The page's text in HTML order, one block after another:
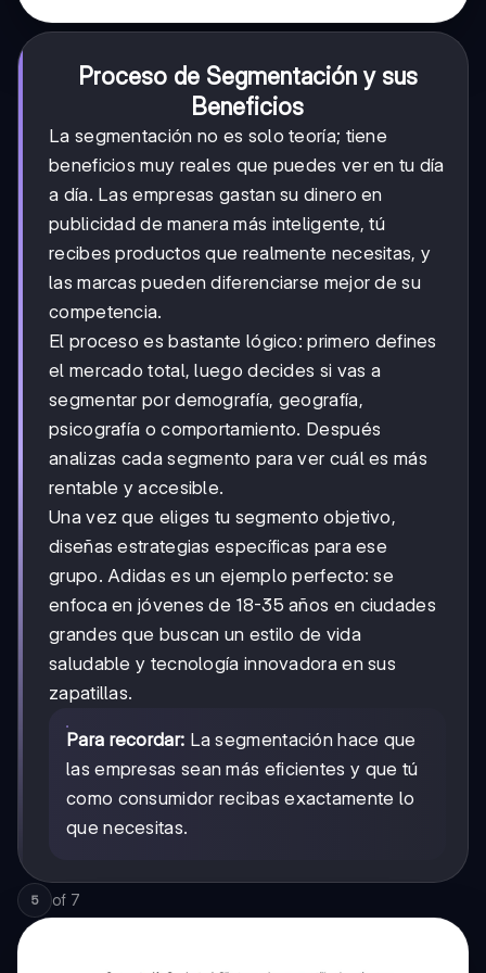
Proceso de Segmentación y sus
Beneficios
La segmentación no es solo teoría; tiene
beneficios muy reales que puedes ver en tu día
a día. Las empresas gastan su dinero en
publicidad de manera más inteligente, tú
recibes productos que realmente necesitas, y
las marcas pueden diferenciarse mejor de su
competencia.
El proceso es bastante lógico: primero defines
el mercado total, luego decides si vas a
segmentar por demografía, geografía,
psicografía o comportamiento. Después
analizas cada segmento para ver cuál es más
rentable y accesible.
Una vez que eliges tu segmento objetivo,
diseñas estrategias específicas para ese
grupo. Adidas es un ejemplo perfecto: se
enfoca en jóvenes de 18-35 años en ciudades
grandes que buscan un estilo de vida
saludable y tecnología innovadora en sus
zapatillas.
Para recordar: La segmentación hace que
las empresas sean más eficientes y que tú
como consumidor recibas exactamente lo
que necesitas.
5 of 7